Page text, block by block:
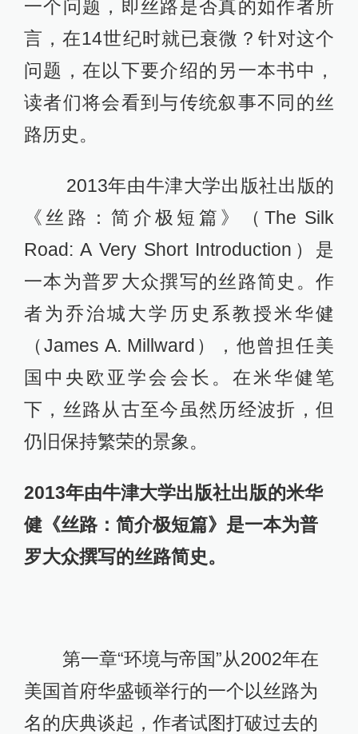
一个问题，即丝路是否真的如作者所
言，在14世纪时就已衰微？针对这个
问题，在以下要介绍的另一本书中，
读者们将会看到与传统叙事不同的丝
路历史。
2013年由牛津大学出版社出版的
《丝路：简介极短篇》（The Silk
Road: A Very Short Introduction）是
一本为普罗大众撰写的丝路简史。作
者为乔治城大学历史系教授米华健
（James A. Millward），他曾担任美
国中央欧亚学会会长。在米华健笔
下，丝路从古至今虽然历经波折，但
仍旧保持繁荣的景象。
2013年由牛津大学出版社出版的米华
健《丝路：简介极短篇》是一本为普
罗大众撰写的丝路简史。
第一章“环境与帝国”从2002年在
美国首府华盛顿举行的一个以丝路为
名的庆典谈起，作者试图打破过去的